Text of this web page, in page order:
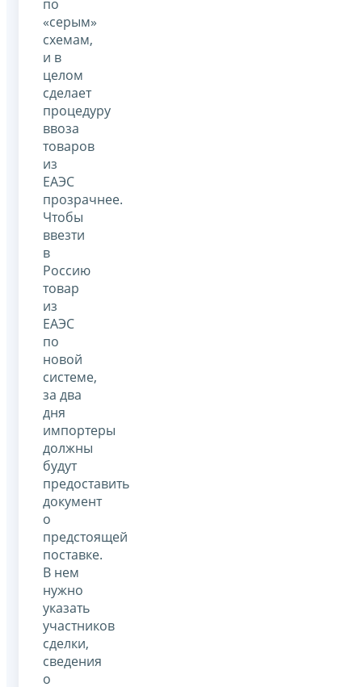
по
«серым»
схемам,
и в
целом
сделает
процедуру
ввоза
товаров
из
ЕАЭС
прозрачнее.
Чтобы
ввезти
в
Россию
товар
из
ЕАЭС
по
новой
системе,
за два
дня
импортеры
должны
будут
предоставить
документ
о
предстоящей
поставке.
В нем
нужно
указать
участников
сделки,
сведения
о